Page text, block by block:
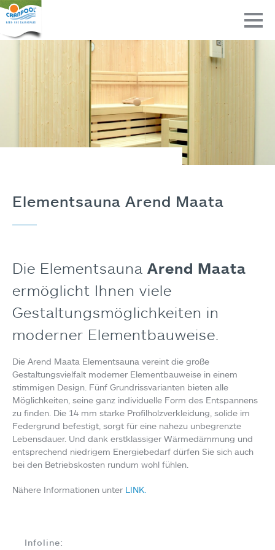
Elementsauna Arend Maata
Die Elementsauna Arend Maata
ermöglicht Ihnen viele
Gestaltungsmöglichkeiten in
moderner Elementbauweise.
Die Arend Maata Elementsauna vereint die große
Gestaltungsvielfalt moderner Elementbauweise in einem
stimmigen Design. Fünf Grundrissvarianten bieten alle
Möglichkeiten, seine ganz individuelle Form des Entspannens
zu finden. Die 14 mm starke Profilholzverkleidung, solide im
Federgrund befestigt, sorgt für eine nahezu unbegrenzte
Lebensdauer. Und dank erstklassiger Wärmedämmung und
entsprechend niedrigem Energiebedarf dürfen Sie sich auch
bei den Betriebskosten rundum wohl fühlen.
Nähere Informationen unter LINK.
Infoline: